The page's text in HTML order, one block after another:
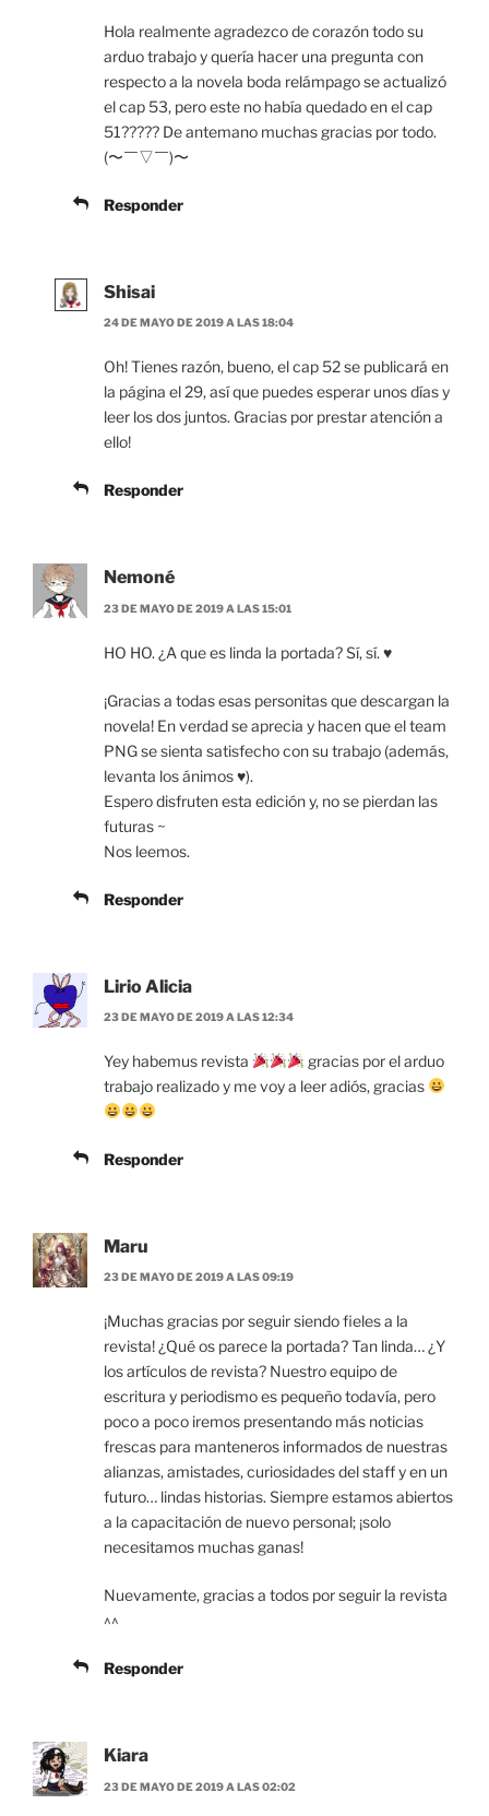
Hola realmente agradezco de corazón todo su
arduo trabajo y quería hacer una pregunta con
respecto a la novela boda relámpago se actualizó
el cap 53, pero este no había quedado en el cap
51????? De antemano muchas gracias por todo.
(〜￣▽￣)〜
Responder
Shisai
24 DE MAYO DE 2019 A LAS 18:04
Oh! Tienes razón, bueno, el cap 52 se publicará en
la página el 29, así que puedes esperar unos días y
leer los dos juntos. Gracias por prestar atención a
ello!
Responder
Nemoné
23 DE MAYO DE 2019 A LAS 15:01
HO HO. ¿A que es linda la portada? Sí, sí. ♥
¡Gracias a todas esas personitas que descargan la
novela! En verdad se aprecia y hacen que el team
PNG se sienta satisfecho con su trabajo (además,
levanta los ánimos ♥).
Espero disfruten esta edición y, no se pierdan las
futuras ~
Nos leemos.
Responder
Lirio Alicia
23 DE MAYO DE 2019 A LAS 12:34
Yey habemus revista
gracias por el arduo
trabajo realizado y me voy a leer adiós, gracias
Responder
Maru
23 DE MAYO DE 2019 A LAS 09:19
¡Muchas gracias por seguir siendo fieles a la
revista! ¿Qué os parece la portada? Tan linda… ¿Y
los artículos de revista? Nuestro equipo de
escritura y periodismo es pequeño todavía, pero
poco a poco iremos presentando más noticias
frescas para manteneros informados de nuestras
alianzas, amistades, curiosidades del staff y en un
futuro… lindas historias. Siempre estamos abiertos
a la capacitación de nuevo personal; ¡solo
necesitamos muchas ganas!
Nuevamente, gracias a todos por seguir la revista
^^
Responder
Kiara
23 DE MAYO DE 2019 A LAS 02:02